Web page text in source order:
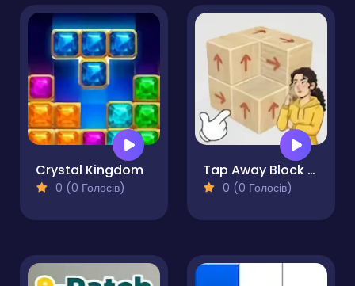
Crystal Kingdom
0 (0 Голосів)
Tap Away Block Puzzle 3D
0 (0 Голосів)